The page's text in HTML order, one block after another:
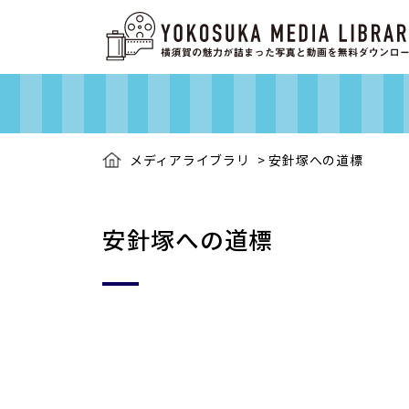
メディアライブラリ >安針塚への道標
安針塚への道標